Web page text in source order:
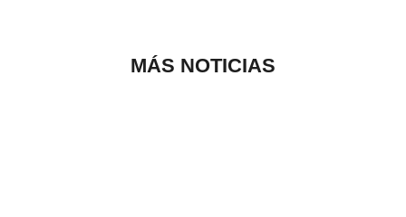
MÁS NOTICIAS